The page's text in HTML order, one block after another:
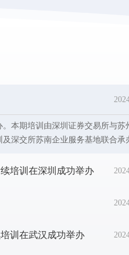
本期培训由深圳证券交易所与苏
深交所苏南企业服务基地联合承
培训在深圳成功举办
训在武汉成功举办